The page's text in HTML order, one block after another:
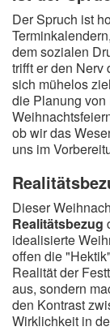
Der Spruch ist
dem sozialen
trifft er den Nerv
sich mühelos
die Planung
ob wir das
uns im
Dieser
Realitätsbezug
idealisierte
offen die
Realität der
aus, sondern
den Kontrast
Wirklichkeit in